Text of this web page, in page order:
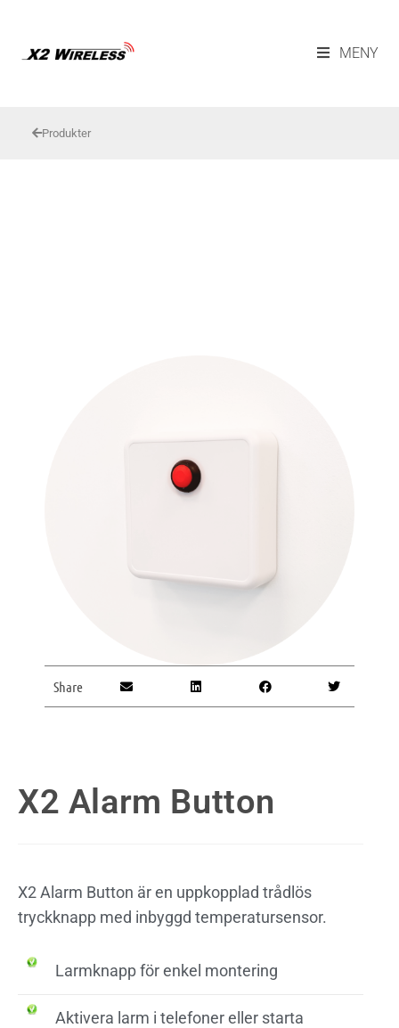
MENY
Produkter
X2 Alarm Button
X2 Alarm Button är en uppkopplad trådlös
tryckknapp med inbyggd temperatursensor.
Larmknapp för enkel montering
Aktivera larm i telefoner eller starta
Share